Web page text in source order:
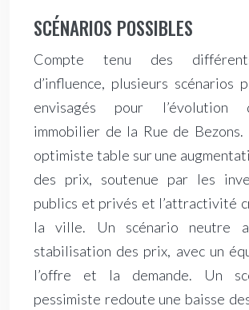
SCÉNARIOS POSSIBLES
Compte tenu des
d’influence, plusieurs scénarios
envisagés pour l’évolution
immobilier de la Rue de Bezons.
optimiste table sur une
des prix, soutenue par les
publics et privés et l’attractivité
la ville. Un scénario neutre
stabilisation des prix, avec un
l’offre et la demande. Un
pessimiste redoute une baisse